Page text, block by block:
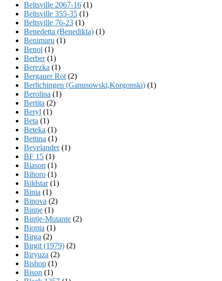
Beltsville 2067-16 (1)
Beltsville 355-35 (1)
Beltsville 76-23 (1)
Benedetta (Benedikta) (1)
Benimaru (1)
Benol (1)
Berber(1)
Berezka (1)
Bergauer Rot (2)
Berlichingen (Ganusowski,Korgonski) (1)
Berolina (1)
Bertita (2)
Beryl (1)
Beta (1)
Beteka (1)
Bettina (1)
Bevelander(1)
BF 15 (1)
Biason (1)
Bihoro (1)
Bildstar(1)
Binia (1)
Binova (2)
Bintje (1)
Bintje-Mutante (2)
Bionta (1)
Birga (2)
Birgit (1979) (2)
Biryuza (2)
Bishop (1)
Bison (1)